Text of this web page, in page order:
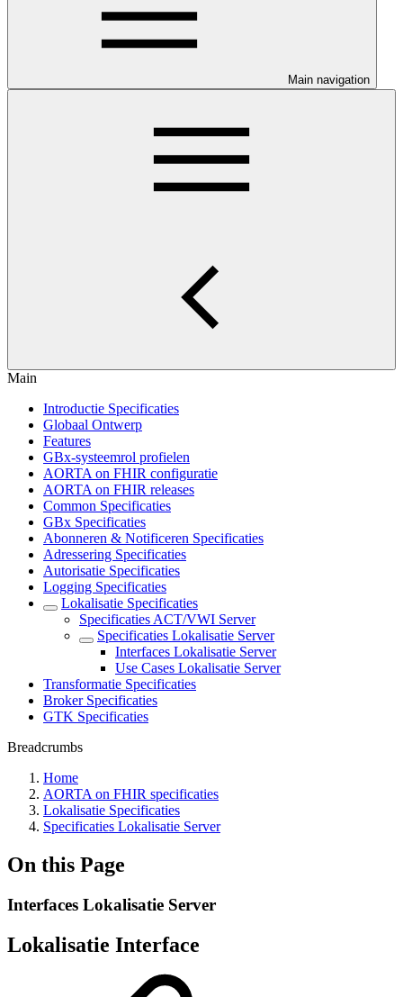
Main navigation
Main
Introductie Specificaties
Globaal Ontwerp
Features
GBx-systeemrol profielen
AORTA on FHIR configuratie
AORTA on FHIR releases
Common Specificaties
GBx Specificaties
Abonneren & Notificeren Specificaties
Adressering Specificaties
Autorisatie Specificaties
Logging Specificaties
Lokalisatie Specificaties
Specificaties ACT/VWI Server
Specificaties Lokalisatie Server
Interfaces Lokalisatie Server
Use Cases Lokalisatie Server
Transformatie Specificaties
Broker Specificaties
GTK Specificaties
Breadcrumbs
Home
AORTA on FHIR specificaties
Lokalisatie Specificaties
Specificaties Lokalisatie Server
On this Page
Interfaces Lokalisatie Server
Lokalisatie Interface